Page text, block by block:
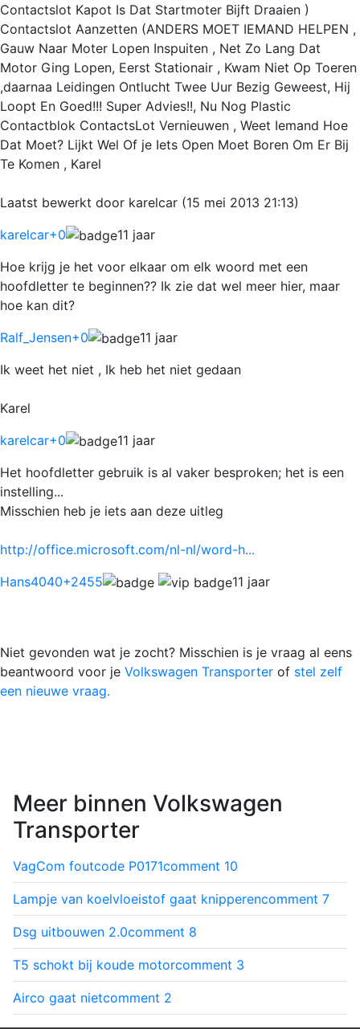
Contactslot Kapot Is Dat Startmoter Bijft Draaien )
Contactslot Aanzetten (ANDERS MOET IEMAND HELPEN ,
Gauw Naar Moter Lopen Inspuiten , Net Zo Lang Dat
Motor Ging Lopen, Eerst Stationair , Kwam Niet Op Toeren
,daarnaa Leidingen Ontlucht Twee Uur Bezig Geweest, Hij
Loopt En Goed!!! Super Advies!!, Nu Nog Plastic
Contactblok ContactsLot Vernieuwen , Weet Iemand Hoe
Dat Moet? Lijkt Wel Of je Iets Open Moet Boren Om Er Bij
Te Komen , Karel
Laatst bewerkt door karelcar (15 mei 2013 21:13)
karelcar+0
11 jaar
Hoe krijg je het voor elkaar om elk woord met een
hoofdletter te beginnen?? Ik zie dat wel meer hier, maar
hoe kan dit?
Ralf_Jensen+0
11 jaar
Ik weet het niet , Ik heb het niet gedaan
Karel
karelcar+0
11 jaar
Het hoofdletter gebruik is al vaker besproken; het is een
instelling...
Misschien heb je iets aan deze uitleg
http://office.microsoft.com/nl-nl/word-h...
Hans4040+2455 11 jaar
Niet gevonden wat je zocht? Misschien is je vraag al eens
beantwoord voor je Volkswagen Transporter of stel zelf
een nieuwe vraag.
Meer binnen Volkswagen
Transporter
VagCom foutcode P0171comment 10
Lampje van koelvloeistof gaat knipperencomment 7
Dsg uitbouwen 2.0comment 8
T5 schokt bij koude motorcomment 3
Airco gaat nietcomment 2